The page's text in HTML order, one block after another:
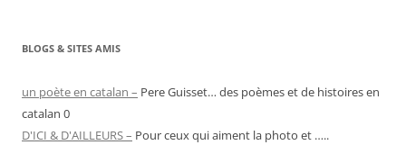
BLOGS & SITES AMIS
un poète en catalan – Pere Guisset… des poèmes et de histoires en
catalan 0
D'ICI & D'AILLEURS – Pour ceux qui aiment la photo et …..